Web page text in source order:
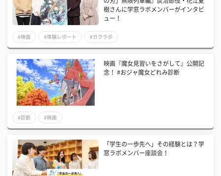
樹さんに学窓ラボメンバーがインタビ
ュー！
#映画 #体験レポート #ガクラボ
映画『魔女見習いをさがして』公開記
念！ #おジャ魔女どれみ診断
#診断 #映画
「学生の一歩先へ」その経験とは？学
窓ラボメンバー座談会！